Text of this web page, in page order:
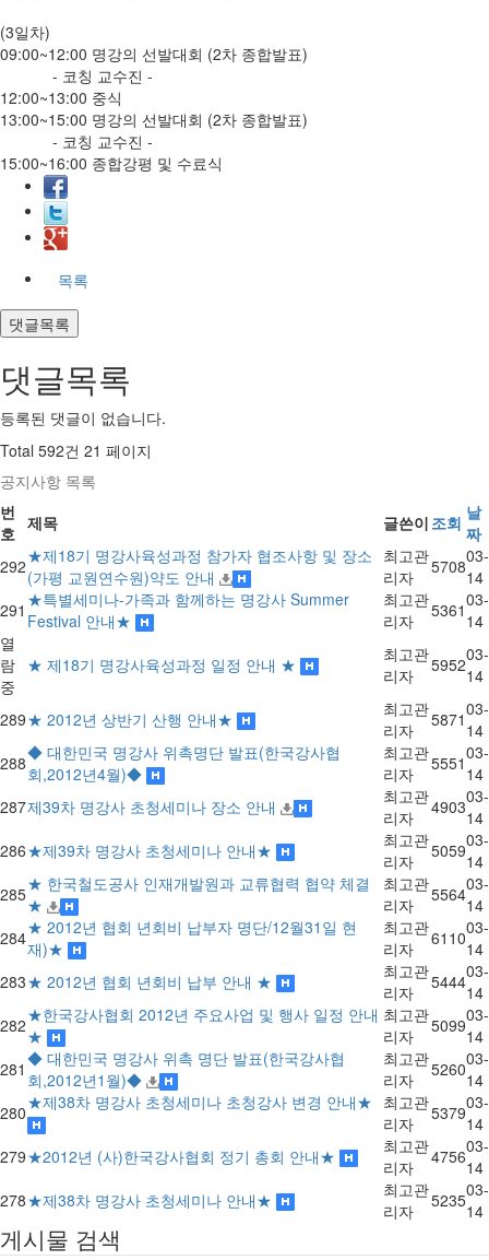
(3일차)
09:00~12:00 명강의 선발대회 (2차 종합발표)
- 코칭 교수진 -
12:00~13:00 중식
13:00~15:00 명강의 선발대회 (2차 종합발표)
- 코칭 교수진 -
15:00~16:00 종합강평 및 수료식
목록
댓글목록
댓글목록
등록된 댓글이 없습니다.
Total 592건 21 페이지
공지사항 목록
번
호 제목 글쓴이 조회 날
짜
292★제18기 명강사육성과정 참가자 협조사항 및 장소
(가평 교원연수원)약도 안내
최고관
리자
570803-
14
291 ★특별세미나-가족과 함께하는 명강사 Summer
Festival 안내★
최고관
리자
536103-
14
열
람
중
★ 제18기 명강사육성과정 일정 안내 ★
최고관
리자
595203-
14
289★ 2012년 상반기 산행 안내★
최고관
리자
587103-
14
288◆ 대한민국 명강사 위촉명단 발표(한국강사협
회,2012년4월)◆
최고관
리자
555103-
14
287제39차 명강사 초청세미나 장소 안내
최고관
리자
490303-
14
286★제39차 명강사 초청세미나 안내★
최고관
리자
505903-
14
285★ 한국철도공사 인재개발원과 교류협력 협약 체결
★
최고관
리자
556403-
14
284★ 2012년 협회 년회비 납부자 명단/12월31일 현
재)★
최고관
리자
611003-
14
283★ 2012년 협회 년회비 납부 안내 ★
최고관
리자
544403-
14
282★한국강사협회 2012년 주요사업 및 행사 일정 안내
★
최고관
리자
509903-
14
281 ◆ 대한민국 명강사 위촉 명단 발표(한국강사협
회,2012년1월)◆
최고관
리자
526003-
14
280★제38차 명강사 초청세미나 초청강사 변경 안내★ 최고관
리자
537903-
14
279★2012년 (사)한국강사협회 정기 총회 안내★
최고관
리자
475603-
14
278★제38차 명강사 초청세미나 안내★
최고관
리자
523503-
14
게시물 검색